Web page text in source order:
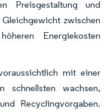
Preisgestaltung und
zwischen
Energiekosten
mit einer
wachsen,
Recyclingvorgaben.